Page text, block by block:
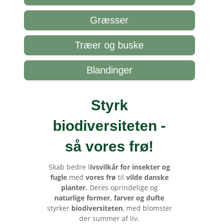
Græsser
Træer og buske
Blandinger
Styrk
biodiversiteten -
så vores frø!
Skab bedre livsvilkår for insekter og
fuglemed vores frø til vilde danske
planter. Deres oprindelige og
naturlige former, farver og dufte
styrker biodiversiteten, med blomster
der summer af liv.